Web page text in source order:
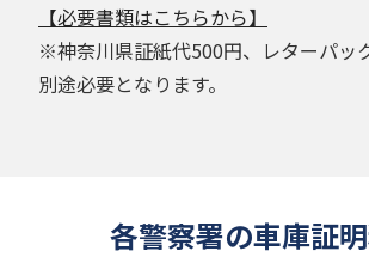
【必要書類はこちらから】
※神奈川県証紙代500円、レターパッ
別途必要となります。
各警察署の車庫証